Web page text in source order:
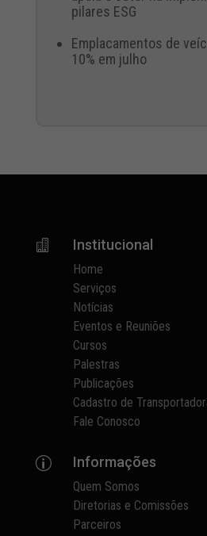
pilares ESG
Emplacamentos de
10% em julho
 Institucional
Home
Serviços
Notícias
Eventos e Reuniões
Cursos
Palestras
Publicações
Cadastro de
Fale Conosco
p Informações
Quem Somos
Diretorias e Comissões
Parceiros